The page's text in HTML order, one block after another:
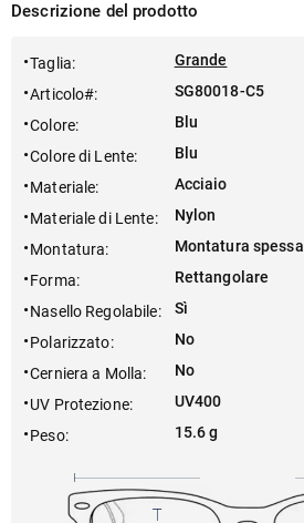
Descrizione del prodotto
Taglia:
Grande
Articolo#:
SG80018-C5
Colore:
Blu
Colore di Lente:
Blu
Materiale:
Acciaio
Materiale di Lente:
Nylon
Montatura:
Montatura spessa
Forma:
Rettangolare
Nasello Regolabile:
Sì
Polarizzato:
No
Cerniera a Molla:
No
UV Protezione:
UV400
Peso: 15.6 g